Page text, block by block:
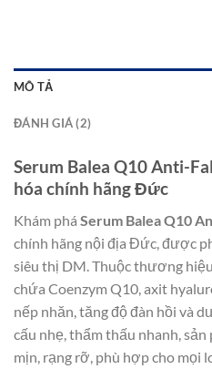
MÔ TẢ
ĐÁNH GIÁ (2)
Serum Balea Q10 Anti-
hóa chính hãng Đức
Khám phá Serum Balea Q10
chính hãng nội địa Đức, được
siêu thị DM. Thuộc thương
chứa Coenzym Q10, axit
nếp nhăn, tăng độ đàn hồi và
cấu nhẹ, thẩm thấu nhanh, sản
mịn, rạng rỡ, phù hợp cho mọi